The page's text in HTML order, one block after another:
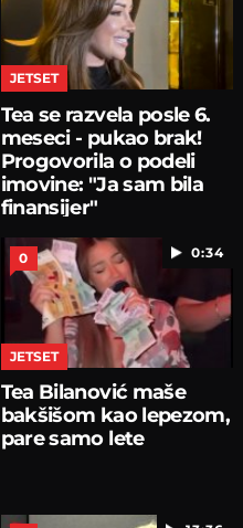
JETSET
Tea se razvela posle 6.
meseci - pukao brak!
Progovorila o podeli
imovine: "Ja sam bila
finansijer"
0:34
0
JETSET
Tea Bilanović maše
bakšišom kao lepezom,
pare samo lete